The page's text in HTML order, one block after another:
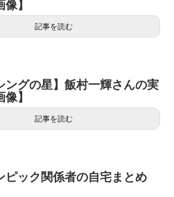
】
記事を読む
ングの星】飯村一輝さんの実
】
記事を読む
ピック関係者の自宅まとめ